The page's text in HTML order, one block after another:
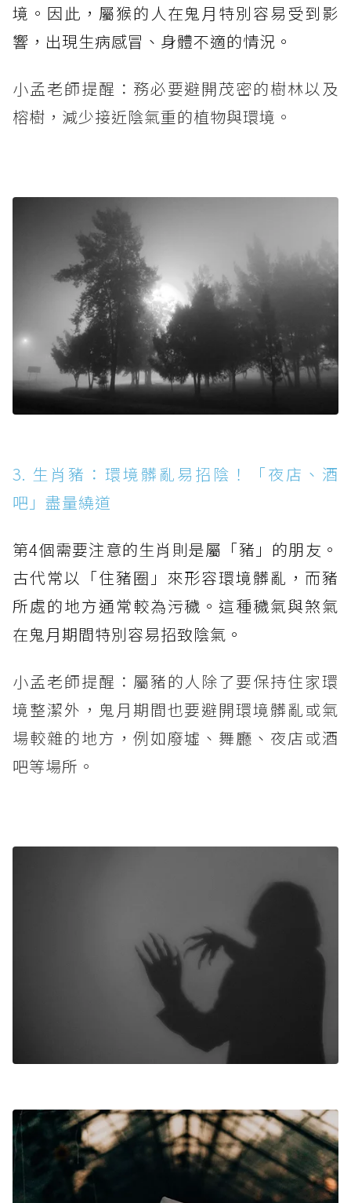
境。因此，屬猴的人在鬼月特別容易受到影
響，出現生病感冒、身體不適的情況。
小孟老師提醒：務必要避開茂密的樹林以及
榕樹，減少接近陰氣重的植物與環境。
3. 生肖豬：環境髒亂易招陰！「夜店、酒
吧」盡量繞道
第4個需要注意的生肖則是屬「豬」的朋友。
古代常以「住豬圈」來形容環境髒亂，而豬
所處的地方通常較為污穢。這種穢氣與煞氣
在鬼月期間特別容易招致陰氣。
小孟老師提醒：屬豬的人除了要保持住家環
境整潔外，鬼月期間也要避開環境髒亂或氣
場較雜的地方，例如廢墟、舞廳、夜店或酒
吧等場所。